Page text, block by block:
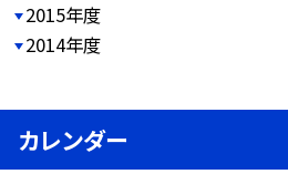
2015年度
2014年度
カレンダー